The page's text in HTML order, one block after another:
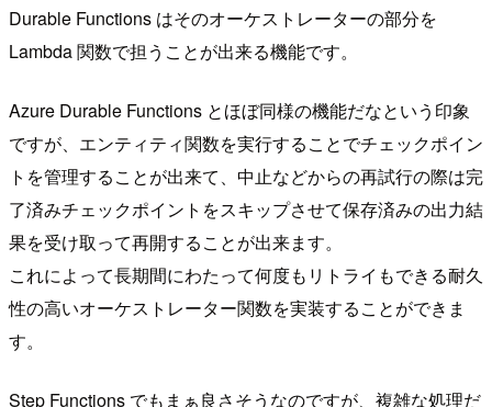
Durable Functions はそのオーケストレーターの部分を
Lambda 関数で担うことが出来る機能です。
Azure Durable Functions とほぼ同様の機能だなという印象
ですが、エンティティ関数を実行することでチェックポイン
トを管理することが出来て、中止などからの再試行の際は完
了済みチェックポイントをスキップさせて保存済みの出力結
果を受け取って再開することが出来ます。
これによって長期間にわたって何度もリトライもできる耐久
性の高いオーケストレーター関数を実装することができま
す。
Step Functions でもまぁ良さそうなのですが、複雑な処理だ